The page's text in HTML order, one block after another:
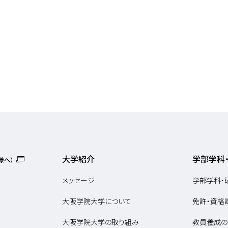
へ） 大学紹介
メッセージ
大阪学院大学について
大阪学院大学の取り組み
学部学科
学部学科
免許・資格
教員養成